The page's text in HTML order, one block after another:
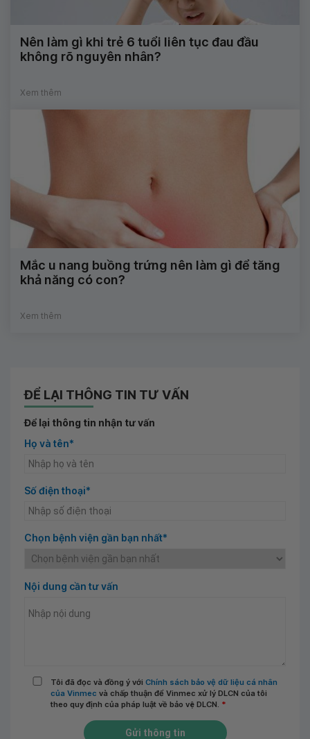
Nên làm gì khi trẻ 6 tuổi liên tục đau đầu
không rõ nguyên nhân?
Xem thêm
Mắc u nang buồng trứng nên làm gì để tăng
khả năng có con?
Xem thêm
ĐỂ LẠI THÔNG TIN TƯ VẤN
Để lại thông tin nhận tư vấn
Họ và tên*
Số điện thoại*
Chọn bệnh viện gần bạn nhất*
Nội dung cần tư vấn
Tôi đã đọc và đồng ý với Chính sách bảo vệ dữ liệu cá nhân
của Vinmec và chấp thuận để Vinmec xử lý DLCN của tôi
theo quy định của pháp luật về bảo vệ DLCN. *
Gửi thông tin